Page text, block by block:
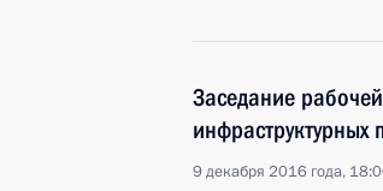
Заседание
инфраструктурных
9 декабря 2016 года,